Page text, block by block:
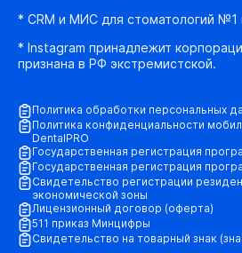
* CRM и МИС для стоматологий
* Instagram принадлежит
признана в РФ экстремистской.
Политика обработки персональных
Политика конфиденциальности
DentalPRO
Государственная регистрация
Государственная регистрация
Свидетельство регистрации
экономической зоны
Лицензионный договор (оферта)
511 приказ Минцифры
Свидетельство на товарный знак